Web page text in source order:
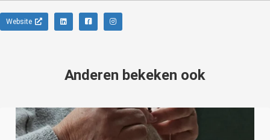
Website
Anderen bekeken ook